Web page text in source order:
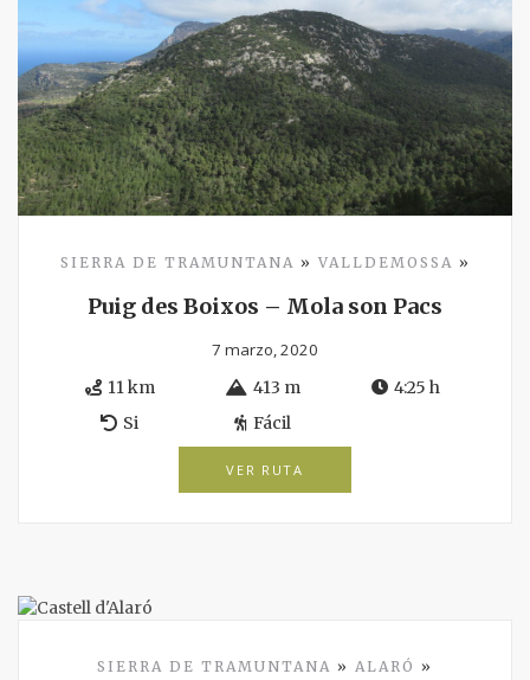
SIERRA DE TRAMUNTANA » VALLDEMOSSA »
Puig des Boixos – Mola son Pacs
7 marzo, 2020
11 km
413 m
4:25 h
Si
Fácil
VER RUTA
SIERRA DE TRAMUNTANA » ALARÓ »